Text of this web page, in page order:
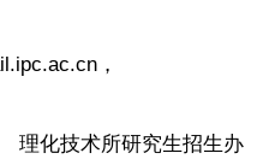
，
理化技术所研究生招生办